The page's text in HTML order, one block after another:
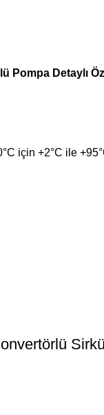
Pompa Detaylı
için +2°C ile